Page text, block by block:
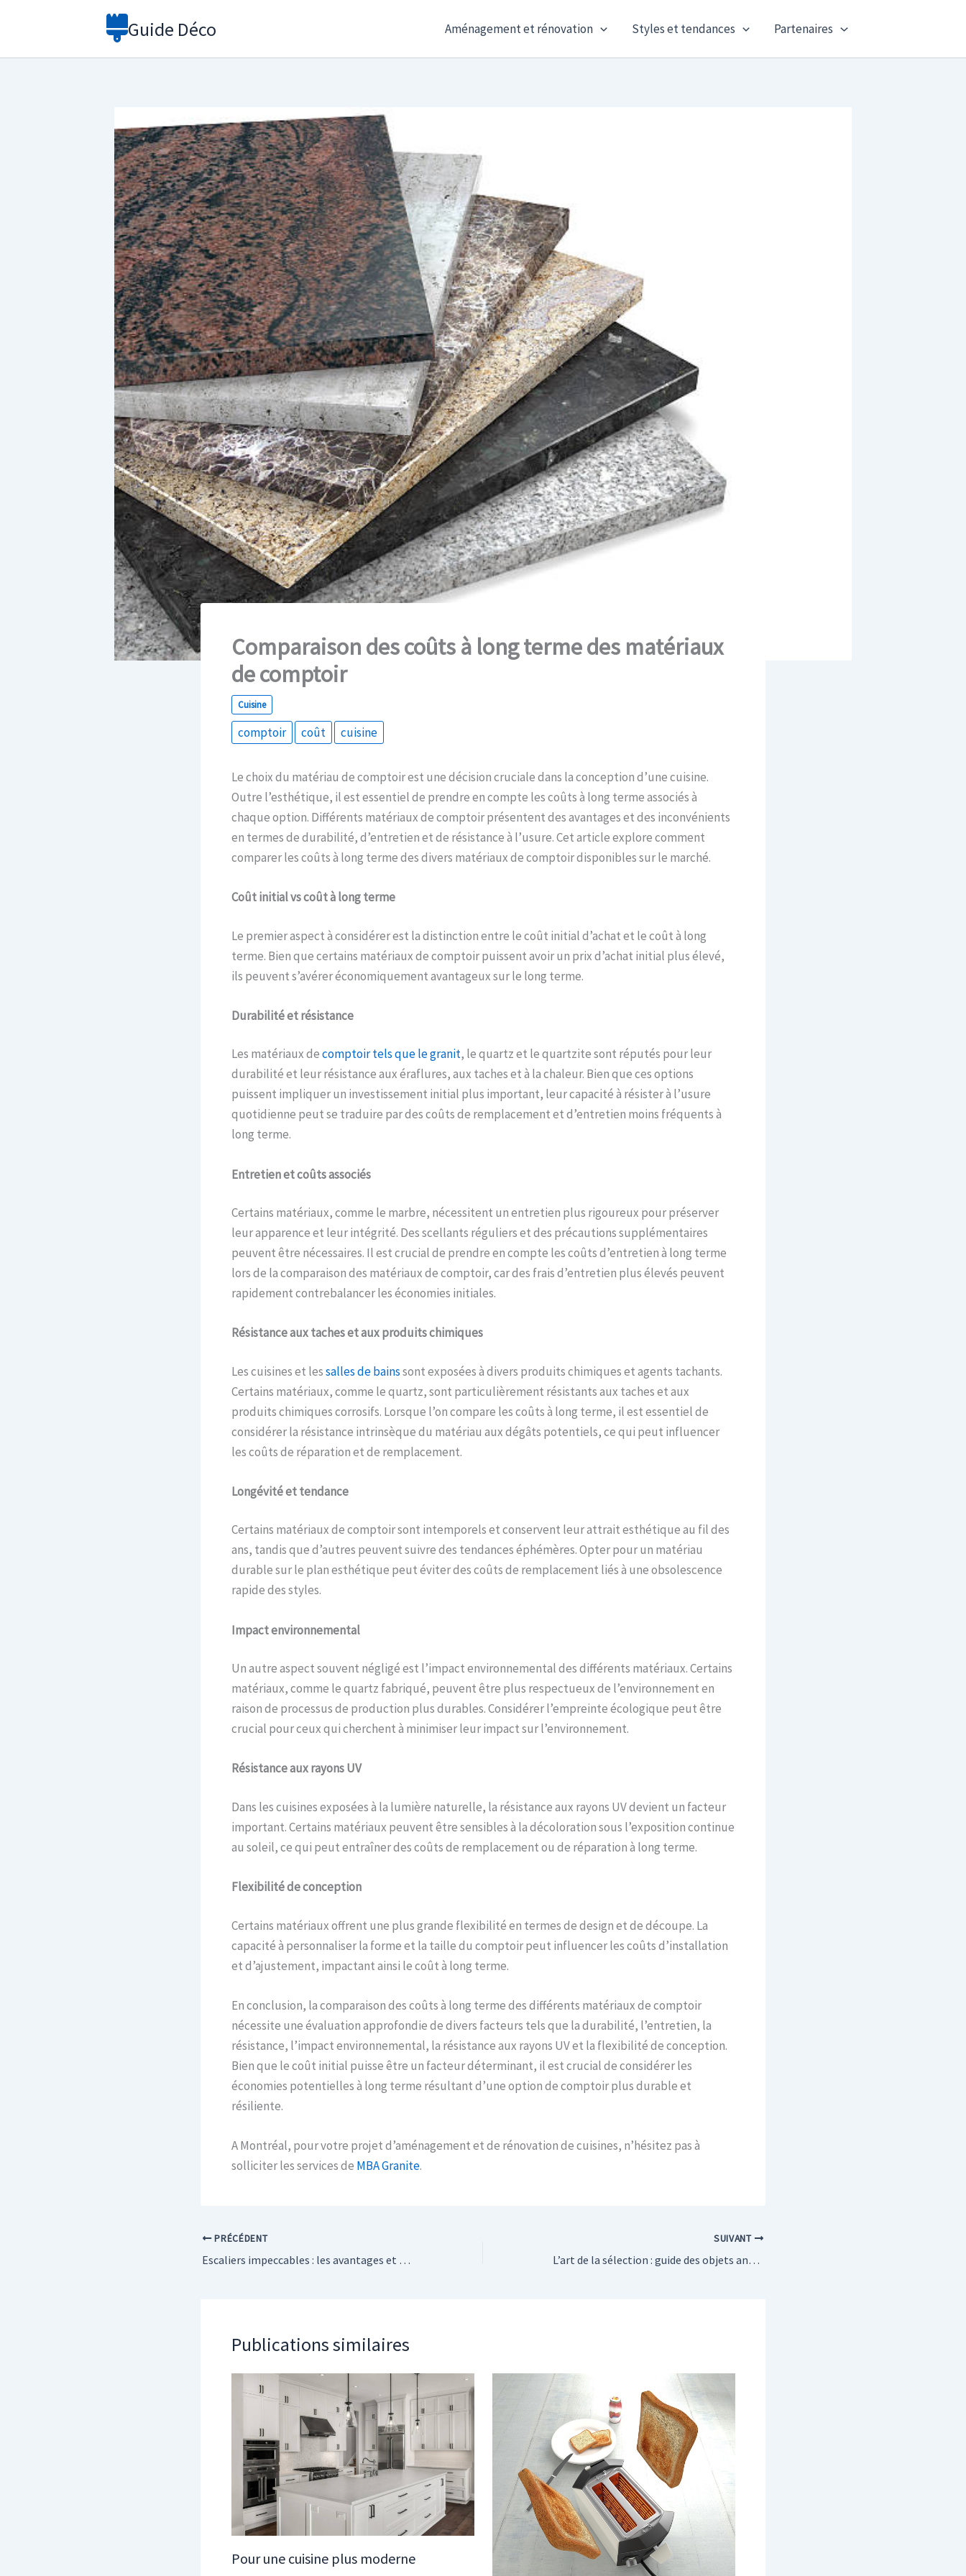
Guide Déco Aménagement et rénovation Styles et tendances Partenaires
Comparaison des coûts à long terme des matériaux
de comptoir
Cuisine
comptoir coût cuisine
Le choix du matériau de comptoir est une décision cruciale dans la conception d’une cuisine.
Outre l’esthétique, il est essentiel de prendre en compte les coûts à long terme associés à
chaque option. Différents matériaux de comptoir présentent des avantages et des inconvénients
en termes de durabilité, d’entretien et de résistance à l’usure. Cet article explore comment
comparer les coûts à long terme des divers matériaux de comptoir disponibles sur le marché.
Coût initialvscoût à long terme
Le premier aspect à considérer est la distinction entre le coût initial d’achat et le coût à long
terme. Bien que certains matériaux de comptoir puissent avoir un prix d’achat initial plus élevé,
ils peuvent s’avérer économiquement avantageux sur le long terme.
Durabilité etrésistance
Les matériaux decomptoir tels que le granit, le quartz et le quartzite sont réputés pour leur
durabilité et leur résistance aux éraflures, aux taches et à la chaleur. Bien que ces options
puissent impliquer un investissement initial plus important, leur capacité à résister à l’usure
quotidienne peut se traduire par des coûts de remplacement et d’entretien moins fréquents à
long terme.
Entretien etcoûtsassociés
Certains matériaux, comme le marbre, nécessitent un entretien plus rigoureux pour préserver
leur apparence et leur intégrité. Des scellants réguliers et des précautions supplémentaires
peuvent être nécessaires. Il est crucial de prendre en compte les coûts d’entretien à long terme
lors de la comparaison des matériaux de comptoir, car des frais d’entretien plus élevés peuvent
rapidement contrebalancer les économies initiales.
Résistance auxtaches et auxproduitschimiques
Les cuisines et lessalles de bainssont exposées à divers produits chimiques et agents tachants.
Certains matériaux, comme le quartz, sont particulièrement résistants aux taches et aux
produits chimiques corrosifs. Lorsque l’on compare les coûts à long terme, il est essentiel de
considérer la résistance intrinsèque du matériau aux dégâts potentiels, ce qui peut influencer
les coûts de réparation et de remplacement.
Longévité ettendance
Certains matériaux de comptoir sont intemporels et conservent leur attrait esthétique au fil des
ans, tandis que d’autres peuvent suivre des tendances éphémères. Opter pour un matériau
durable sur le plan esthétique peut éviter des coûts de remplacement liés à une obsolescence
rapide des styles.
Impactenvironnemental
Un autre aspect souvent négligé est l’impact environnemental des différents matériaux. Certains
matériaux, comme le quartz fabriqué, peuvent être plus respectueux de l’environnement en
raison de processus de production plus durables. Considérer l’empreinte écologique peut être
crucial pour ceux qui cherchent à minimiser leur impact sur l’environnement.
Résistance auxrayons UV
Dans les cuisines exposées à la lumière naturelle, la résistance aux rayons UV devient un facteur
important. Certains matériaux peuvent être sensibles à la décoloration sous l’exposition continue
au soleil, ce qui peut entraîner des coûts de remplacement ou de réparation à long terme.
Flexibilité deconception
Certains matériaux offrent une plus grande flexibilité en termes de design et de découpe. La
capacité à personnaliser la forme et la taille du comptoir peut influencer les coûts d’installation
et d’ajustement, impactant ainsi le coût à long terme.
En conclusion, la comparaison des coûts à long terme des différents matériaux de comptoir
nécessite une évaluation approfondie de divers facteurs tels que la durabilité, l’entretien, la
résistance, l’impact environnemental, la résistance aux rayons UV et la flexibilité de conception.
Bien que le coût initial puisse être un facteur déterminant, il est crucial de considérer les
économies potentielles à long terme résultant d’une option de comptoir plus durable et
résiliente.
A Montréal, pour votre projet d’aménagement et de rénovation de cuisines, n’hésitez pas à
solliciter les services de MBA Granite.
PRÉCÉDENT
Escaliers impeccables : les avantages et les étapes du ponçage au Havre
SUIVANT
L’art de la sélection : guide des objets antiques parfaits pour la décoration de votre salon
Publications similaires
Pour une cuisine plus moderne